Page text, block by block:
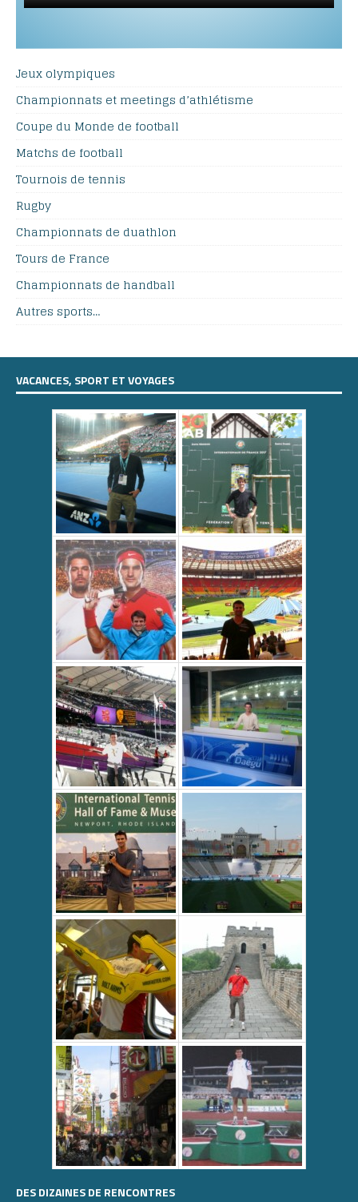
Jeux olympiques
Championnats et meetings d’athlétisme
Coupe du Monde de football
Matchs de football
Tournois de tennis
Rugby
Championnats de duathlon
Tours de France
Championnats de handball
Autres sports…
VACANCES, SPORT ET VOYAGES
DES DIZAINES DE RENCONTRES